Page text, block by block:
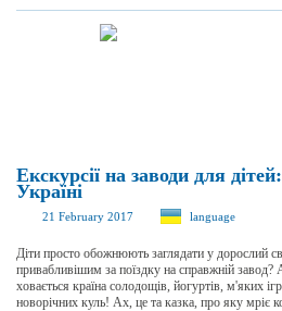
Екскурсії на заводи для
Україні
21 February 2017 language
Діти просто обожнюють заглядати у дорослий
привабливішим за поїздку на справжній
ховається країна солодощів, йогуртів, м'яких
новорічних куль! Ах, це та казка, про яку мріє